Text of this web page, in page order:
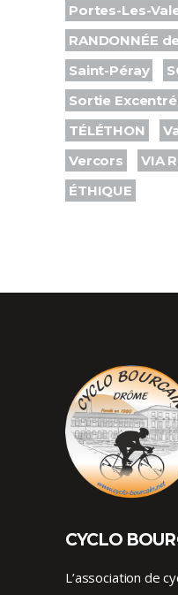
Portes-Les-
RANDONNÉE
Saint-Péray
Sortie
TÉLÉTHON
Vercors
VIA
ÉTHIQUE
CYCLO
L’association de